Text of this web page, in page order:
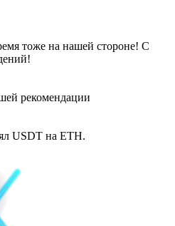
тоже на нашей стороне! С
рекомендации
USDT на ETH.